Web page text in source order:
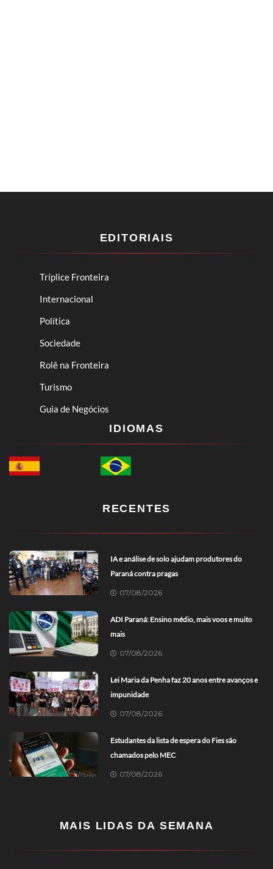
EDITORIAIS
Tríplice Fronteira
Internacional
Política
Sociedade
Rolê na Fronteira
Turismo
Guia de Negócios
IDIOMAS
RECENTES
IA e análise de solo ajudam produtores do
Paraná contra pragas
07/08/2026
ADI Paraná: Ensino médio, mais voos e muito
mais
07/08/2026
Lei Maria da Penha faz 20 anos entre avanços e
impunidade
07/08/2026
Estudantes da lista de espera do Fies são
chamados pelo MEC
07/08/2026
MAIS LIDAS DA SEMANA